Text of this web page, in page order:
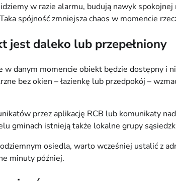
w razie alarmu, budują nawyk
spójność zmniejsza chaos w momencie
jest daleko lub przepełniony
w danym momencie obiekt będzie dostępny
bez okien – łazienkę lub przedpokój –
przez aplikację RCB lub komunikaty
gminach istnieją także lokalne grupy
osiedla, warto wcześniej ustalić z
minuty później.